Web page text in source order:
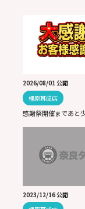
2026/08/01 公開
橿原耳成店
感謝祭開催まであと
2023/12/16 公開